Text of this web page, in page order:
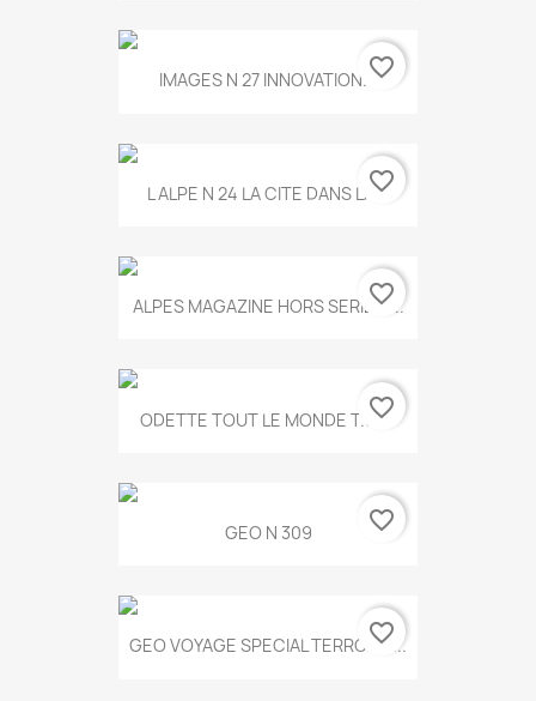
IMAGES N 27 INNOVATION...favorite_border
L ALPE N 24 LA CITE DANS LA...
favorite_border
ALPES MAGAZINE HORS SERIE N...
favorite_border
ODETTE TOUT LE MONDE T.546
favorite_border
GEO N 309 favorite_border
GEO VOYAGE SPECIAL TERROIRS...
favorite_border